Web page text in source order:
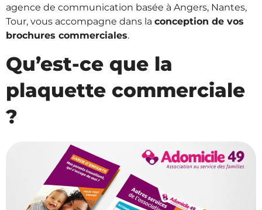
agence de communication basée à Angers, Nantes,
Tour, vous accompagne dans la conception de vos
brochures commerciales.
Qu’est-ce que la
plaquette commerciale
?